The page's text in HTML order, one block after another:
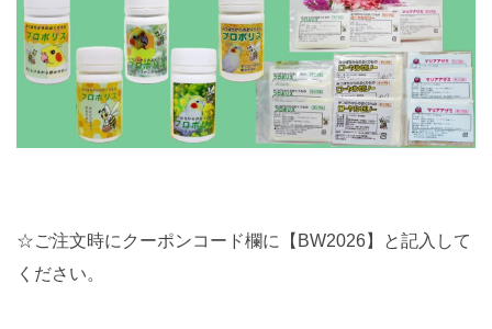
☆ご注文時にクーポンコード欄に【BW2026】と記入して
ください。